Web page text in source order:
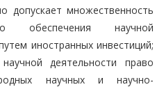
допускает множественность
обеспечения научной
иностранных инвестиций;
деятельности право
научных и научно-